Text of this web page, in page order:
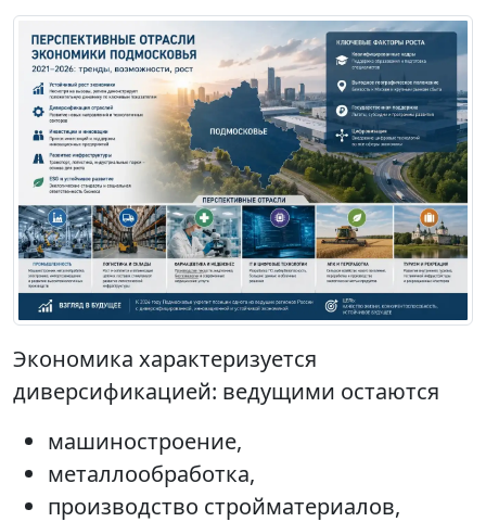
Экономика характеризуется
диверсификацией: ведущими остаются
машиностроение,
металлообработка,
производство стройматериалов,